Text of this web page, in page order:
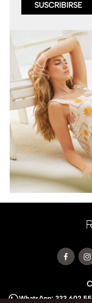
SUSCRIBIRSE
WhatsApp: 333 602